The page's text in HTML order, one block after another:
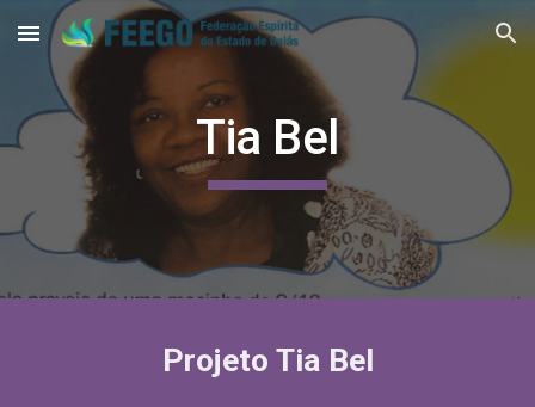
Skip to main content Skip to navigation
Tia Bel
Projeto Tia Bel